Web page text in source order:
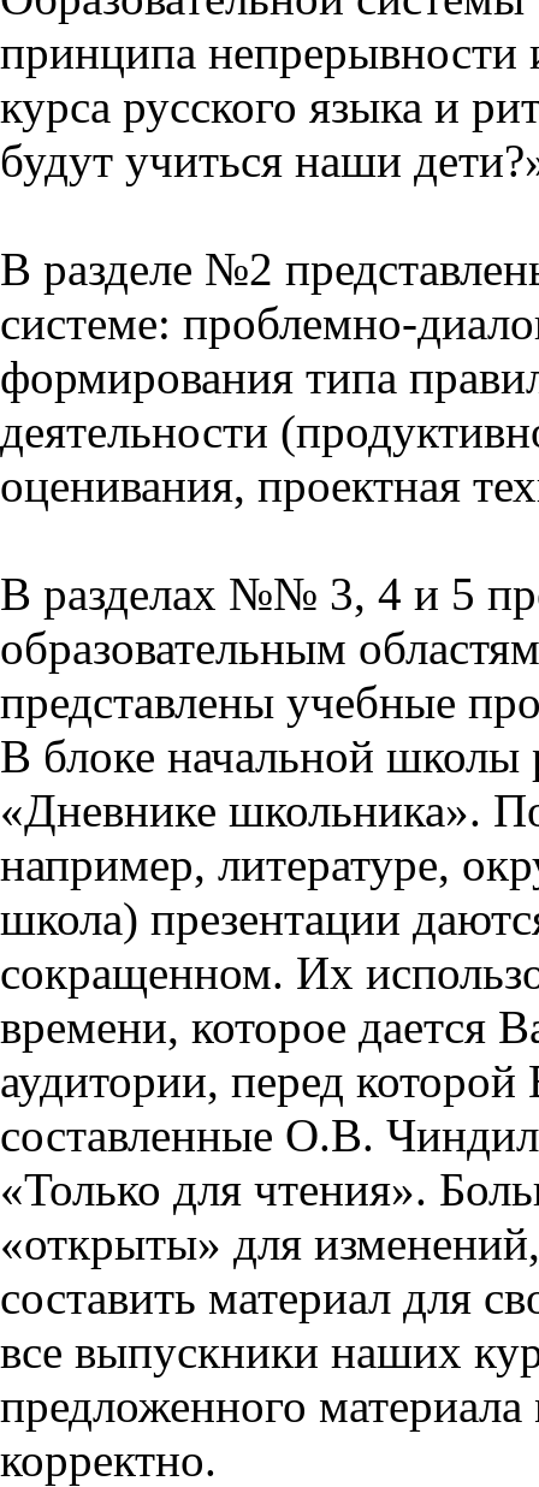
принципа непрерывности
курса русского языка и
будут учиться наши
В разделе №2
системе: проблемно-
формирования типа
деятельности
оценивания, проектная
В разделах №№ 3, 4 и 5
образовательным
представлены учебные
В блоке начальной школы
«Дневнике школьника».
например, литературе,
школа) презентации
сокращенном. Их
времени, которое дается
аудитории, перед
составленные О.В.
«Только для чтения».
«открыты» для
составить материал для
все выпускники наших
предложенного
корректно.